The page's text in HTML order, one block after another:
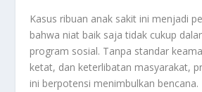
Kasus ribuan anak sakit ini menjadi
bahwa niat baik saja tidak cukup
program sosial. Tanpa standar
ketat, dan keterlibatan masyarakat,
ini berpotensi menimbulkan